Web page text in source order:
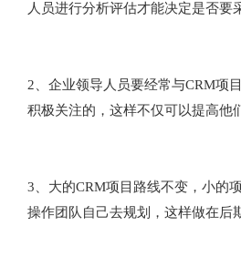
人员进行分析评估才能决定是否
2、企业领导人员要经常与CRM项
积极关注的，这样不仅可以提高他
3、大的CRM项目路线不变，小的
操作团队自己去规划，这样做在后